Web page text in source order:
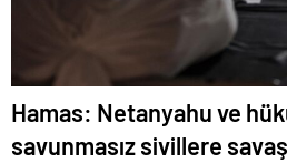
Hamas: Netanyahu ve
savunmasız sivillere